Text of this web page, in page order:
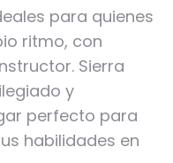
para quienes
ritmo, con
Sierra
y
perfecto para
habilidades en